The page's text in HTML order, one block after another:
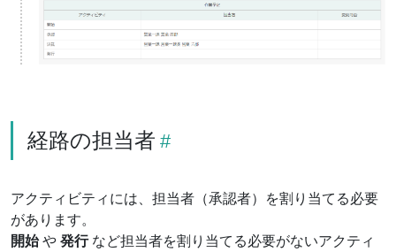
経路の担当者
アクティビティには、担当者（承認者）を割り当てる必要
があります。
開始や 発行など担当者を割り当てる必要がないアクティ